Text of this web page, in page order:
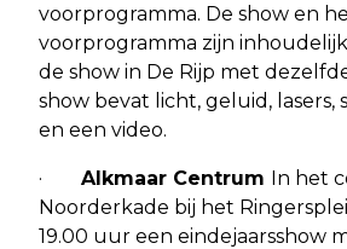
voorprogramma. De show en
voorprogramma zijn
de show in De Rijp met
show bevat licht, geluid, lasers,
en een video.
· Alkmaar Centrum In het
Noorderkade bij het
19.00 uur een eindejaarsshow